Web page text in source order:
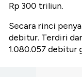
Rp 300 triliun.
Secara rinci
debitur. Terdiri
1.080.057 debitur